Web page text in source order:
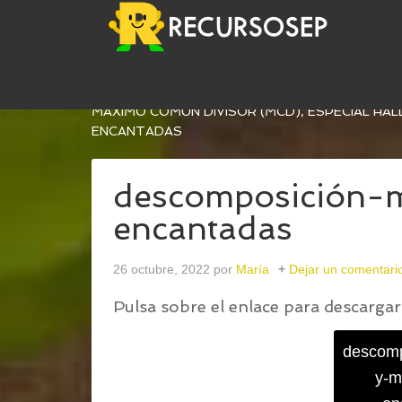
MÁXIMO COMÚN DIVISOR (MCD), ESPECIAL
ENCANTADAS
encantadas
26 octubre, 2022 por María Dejar un
Pulsa sobre el enlace para
y-